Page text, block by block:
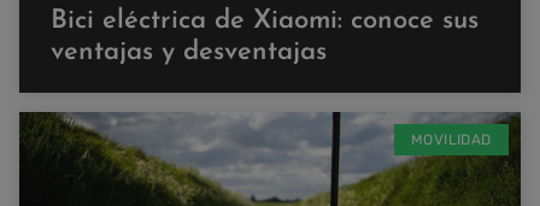
Bici eléctrica de Xiaomi: conoce sus
ventajas y desventajas
MOVILIDAD